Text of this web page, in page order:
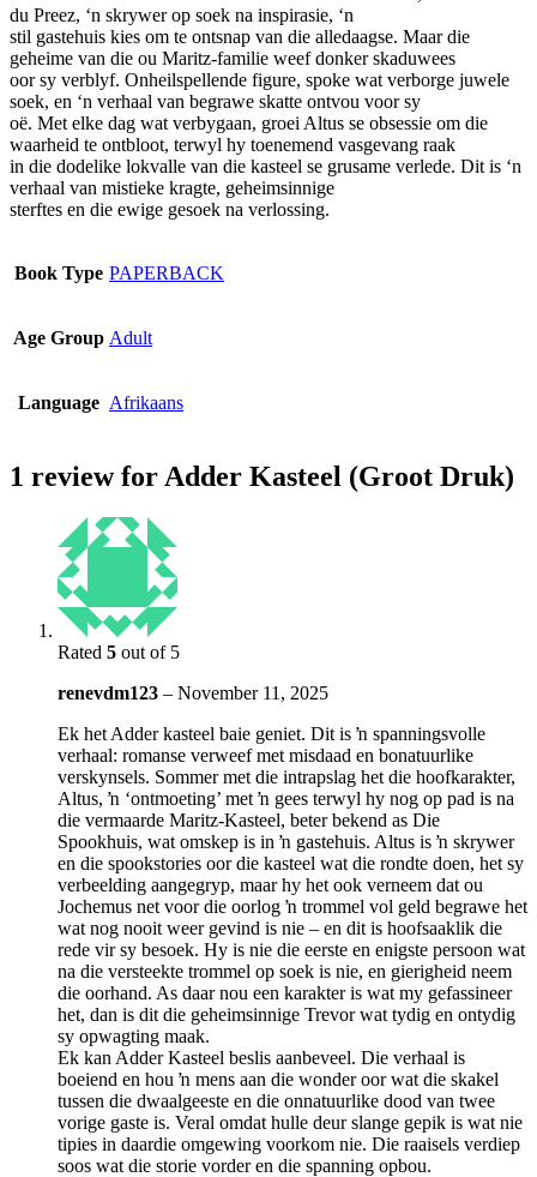
chosen
on
the
product
page
du Preez, ‘n skrywer op soek na inspirasie, ‘n
stil gastehuis kies om te ontsnap van die alledaagse. Maar die
geheime van die ou Maritz-familie weef donker skaduwees
oor sy verblyf. Onheilspellende figure, spoke wat verborge juwele
soek, en ‘n verhaal van begrawe skatte ontvou voor sy
oë. Met elke dag wat verbygaan, groei Altus se obsessie om die
waarheid te ontbloot, terwyl hy toenemend vasgevang raak
in die dodelike lokvalle van die kasteel se grusame verlede. Dit is ‘n
verhaal van mistieke kragte, geheimsinnige
sterftes en die ewige gesoek na verlossing.
Book Type PAPERBACK
Age Group Adult
Language Afrikaans
1 review for Adder Kasteel (Groot Druk)
Rated 5 out of 5
renevdm123 – November 11, 2025
Ek het Adder kasteel baie geniet. Dit is ŉ spanningsvolle
verhaal: romanse verweef met misdaad en bonatuurlike
verskynsels. Sommer met die intrapslag het die hoofkarakter,
Altus, ŉ ‘ontmoeting’ met ŉ gees terwyl hy nog op pad is na
die vermaarde Maritz-Kasteel, beter bekend as Die
Spookhuis, wat omskep is in ŉ gastehuis. Altus is ŉ skrywer
en die spookstories oor die kasteel wat die rondte doen, het sy
verbeelding aangegryp, maar hy het ook verneem dat ou
Jochemus net voor die oorlog ŉ trommel vol geld begrawe het
wat nog nooit weer gevind is nie – en dit is hoofsaaklik die
rede vir sy besoek. Hy is nie die eerste en enigste persoon wat
na die versteekte trommel op soek is nie, en gierigheid neem
die oorhand. As daar nou een karakter is wat my gefassineer
het, dan is dit die geheimsinnige Trevor wat tydig en ontydig
sy opwagting maak.
Ek kan Adder Kasteel beslis aanbeveel. Die verhaal is
boeiend en hou ŉ mens aan die wonder oor wat die skakel
tussen die dwaalgeeste en die onnatuurlike dood van twee
vorige gaste is. Veral omdat hulle deur slange gepik is wat nie
tipies in daardie omgewing voorkom nie. Die raaisels verdiep
soos wat die storie vorder en die spanning opbou.